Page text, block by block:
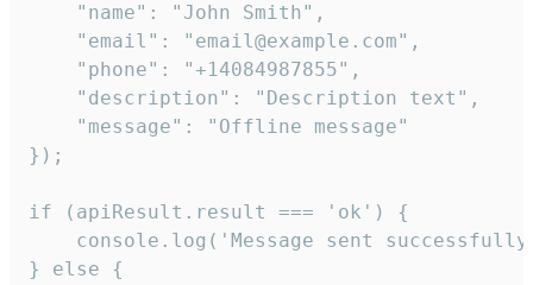
    "name": "John Smith",
    "email": "email@example.com",
    "phone": "+14084987855",
    "description": "Description text",
    "message": "Offline message"
});
if (apiResult.result === 'ok') {
console.log('Message sent
} else {